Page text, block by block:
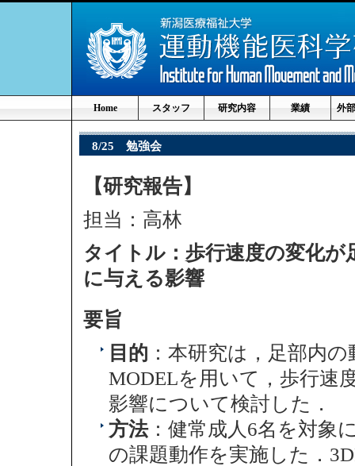
Home スタッフ 研究内容 業績 外
8/25 勉強会
【研究報告】
担当：高林
タイトル： 歩行速度の変化が
に与える影響
要旨
目的 ：本研究は，足部内
MODELを用いて，歩行速
影響について検討した．
方法：健常成人6名を対象
の課題動作を実施した．